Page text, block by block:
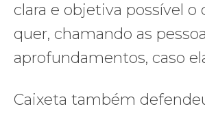
clara e objetiva possível o
quer, chamando as
aprofundamentos, caso
Caixeta também